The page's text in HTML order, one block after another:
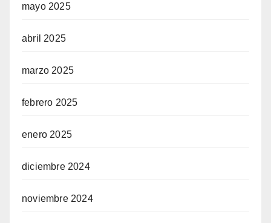
mayo 2025
abril 2025
marzo 2025
febrero 2025
enero 2025
diciembre 2024
noviembre 2024